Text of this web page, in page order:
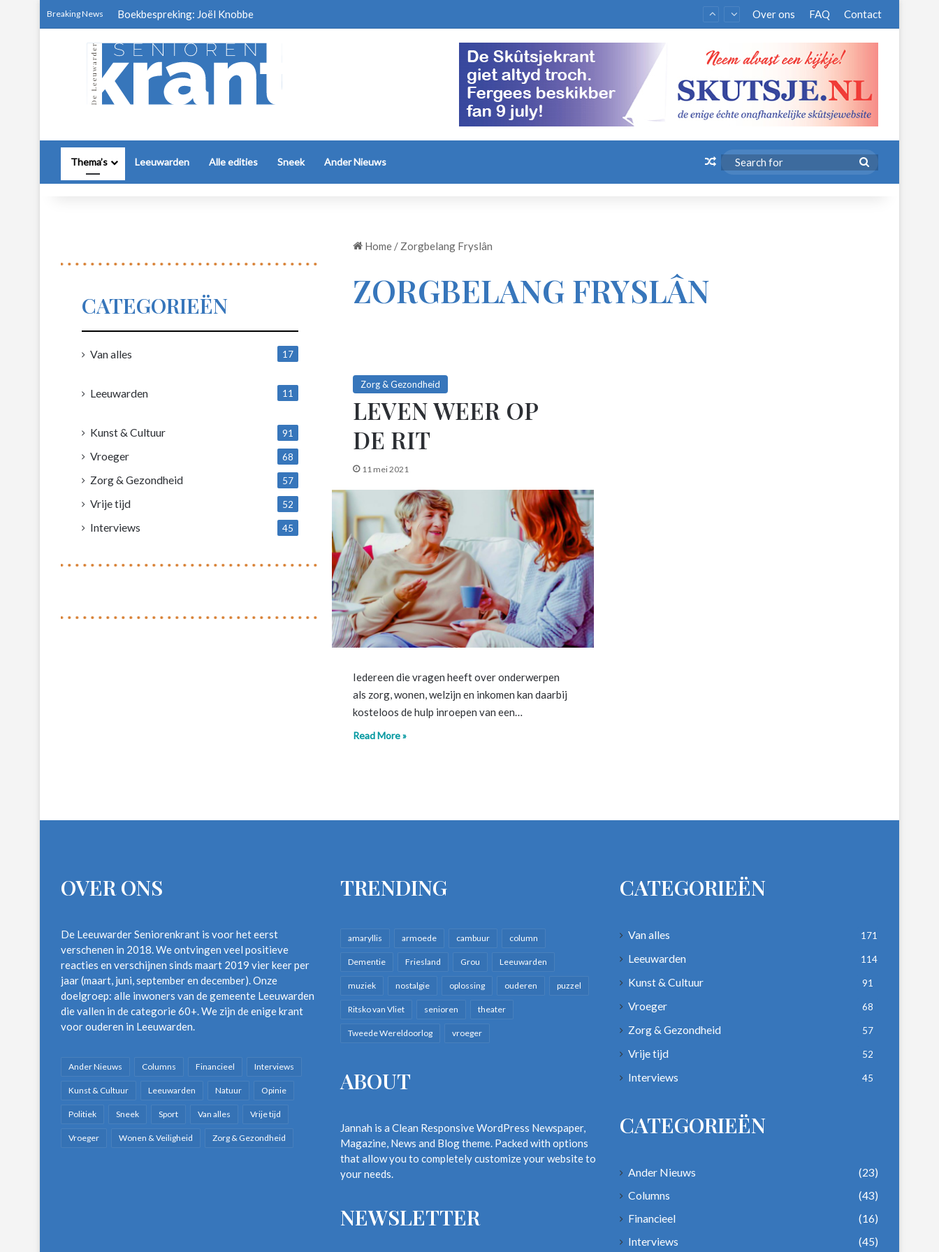
Breaking News Boekbespreking: Joël Knobbe Over ons FAQ Contact
Thema’s Leeuwarden Alle edities Sneek Ander Nieuws Random Article
for
Home / Zorgbelang Fryslân
ZORGBELANG FRYSLÂN
Zorg & Gezondheid
LEVEN WEER OP
DE RIT
11 mei 2021
Iedereen die vragen heeft over onderwerpen
als zorg, wonen, welzijn en inkomen kan daarbij
kosteloos de hulp inroepen van een…
Read More »
CATEGORIEËN
Van alles
17
Leeuwarden
11
Kunst & Cultuur 91
Vroeger 68
Zorg & Gezondheid 57
Vrije tijd 52
Interviews 45
OVER ONS
De Leeuwarder Seniorenkrant is voor het eerst
verschenen in 2018. We ontvingen veel positieve
reacties en verschijnen sinds maart 2019 vier keer per
jaar (maart, juni, september en december). Onze
doelgroep: alle inwoners van de gemeente Leeuwarden
die vallen in de categorie 60+. We zijn de enige krant
voor ouderen in Leeuwarden.
Ander Nieuws Columns Financieel Interviews
Kunst & Cultuur Leeuwarden Natuur Opinie
Politiek Sneek Sport Van alles Vrije tijd
Vroeger Wonen & Veiligheid Zorg & Gezondheid
TRENDING
amaryllis armoede cambuur column
Dementie Friesland Grou Leeuwarden
muziek nostalgie oplossing ouderen puzzel
Ritsko van Vliet senioren theater
Tweede Wereldoorlog vroeger
ABOUT
Jannah is a Clean Responsive WordPress Newspaper,
Magazine, News and Blog theme. Packed with options
that allow you to completely customize your website to
your needs.
NEWSLETTER
CATEGORIEËN
Van alles 171
Leeuwarden 114
Kunst & Cultuur 91
Vroeger 68
Zorg & Gezondheid 57
Vrije tijd 52
Interviews 45
CATEGORIEËN
Ander Nieuws
(23)
Columns
(43)
Financieel
(16)
Interviews
(45)